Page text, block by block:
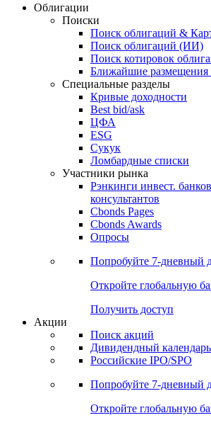
Облигации
Поиски
Поиск облигаций &
Поиск облигаций (ИИ)
Поиск котировок
Ближайшие размещения
Специальные разделы
Кривые доходности
Best bid/ask
ЦФА
ESG
Сукук
Ломбардные списки
Участники рынка
Рэнкинги инвест.
консультантов
Cbonds Pages
Cbonds Awards
Опросы
Попробуйте 7-дневный
Откройте глобальную
Получить доступ
Акции
Поиск акций
Дивидендный календарь
Российские IPO/SPO
Попробуйте 7-дневный
Откройте глобальную